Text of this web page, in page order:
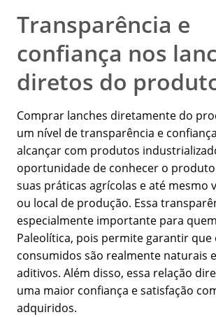
Transparência e
confiança nos
diretos do
Comprar lanches diretamente do
um nível de transparência e
alcançar com produtos
oportunidade de conhecer o
suas práticas agrícolas e até mesmo
ou local de produção. Essa
especialmente importante para
Paleolítica, pois permite garantir que
consumidos são realmente naturais
aditivos. Além disso, essa relação
uma maior confiança e satisfação
adquiridos.